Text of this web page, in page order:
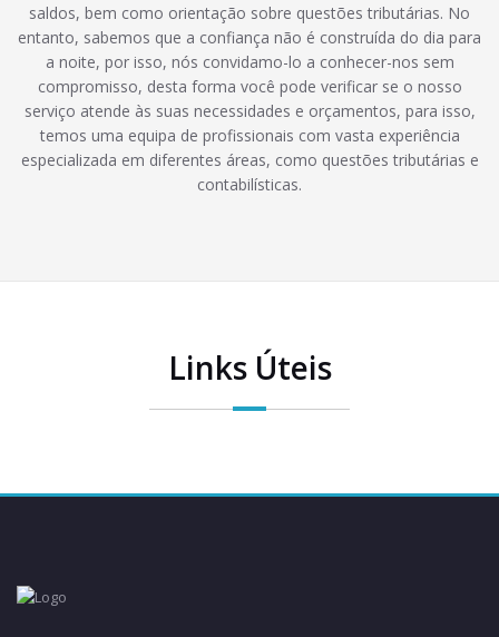
saldos, bem como orientação sobre questões tributárias. No
entanto, sabemos que a confiança não é construída do dia para
a noite, por isso, nós convidamo-lo a conhecer-nos sem
compromisso, desta forma você pode verificar se o nosso
serviço atende às suas necessidades e orçamentos, para isso,
temos uma equipa de profissionais com vasta experiência
especializada em diferentes áreas, como questões tributárias e
contabilísticas.
Links Úteis